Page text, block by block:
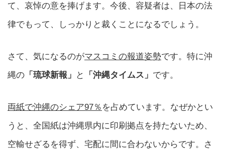
て、哀悼の意を捧げます。今後、容疑者は、日本の法
律でもって、しっかりと裁くことになるでしょう。
さて、気になるのがマスコミの報道姿勢です。特に沖
縄の 「琉球新報」 と 「沖縄タイムス」 です。
両紙で沖縄のシェア97％ を占めています。なぜかとい
うと、全国紙は沖縄県内に印刷拠点を持たないため、
空輸せざるを得ず、宅配に間に合わないからです。さ